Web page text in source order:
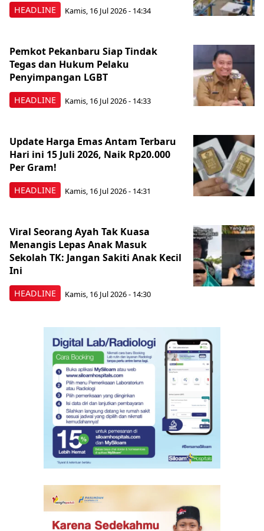
HEADLINE Kamis, 16 Jul 2026 - 14:34
HEADLINE
Pemkot Pekanbaru Siap Tindak
Tegas dan Hukum Pelaku
Penyimpangan LGBT
Kamis, 16 Jul 2026 - 14:33
HEADLINE
Update Harga Emas Antam Terbaru
Hari ini 15 Juli 2026, Naik Rp20.000
Per Gram!
Kamis, 16 Jul 2026 - 14:31
HEADLINE
Viral Seorang Ayah Tak Kuasa
Menangis Lepas Anak Masuk
Sekolah TK: Jangan Sakiti Anak Kecil
Ini
Kamis, 16 Jul 2026 - 14:30